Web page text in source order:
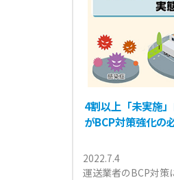
4割以上「未実施
がBCP対策強化の
2022.7.4
運送業者のBCP対策